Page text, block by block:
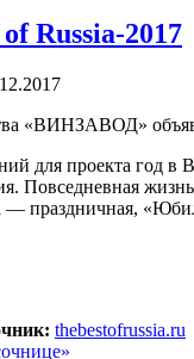
Russia-2017
«ВИНЗАВОД»
для проекта год в
Повседневная
— праздничная,
thebestofrussia.ru